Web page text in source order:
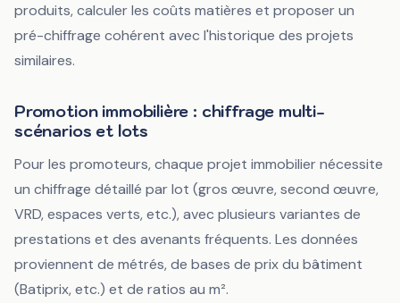
produits, calculer les coûts matières et proposer un
pré-chiffrage cohérent avec l'historique des projets
similaires.
Promotion immobilière : chiffrage multi-
scénarios et lots
Pour les promoteurs, chaque projet immobilier nécessite
un chiffrage détaillé par lot (gros œuvre, second œuvre,
VRD, espaces verts, etc.), avec plusieurs variantes de
prestations et des avenants fréquents. Les données
proviennent de métrés, de bases de prix du bâtiment
(Batiprix, etc.) et de ratios au m².